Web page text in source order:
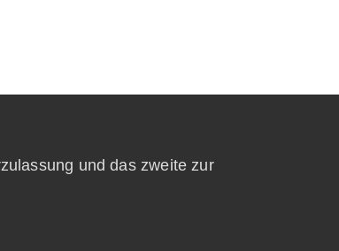
und das zweite zur